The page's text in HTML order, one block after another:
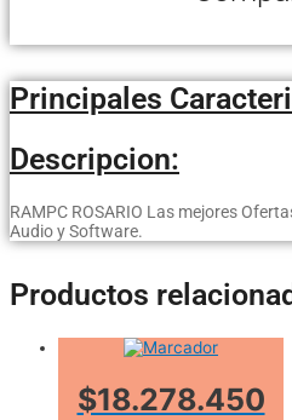
Principales
Descripcion:
RAMPC ROSARIO Las mejores
Audio y Software.
Productos
$18.278.450